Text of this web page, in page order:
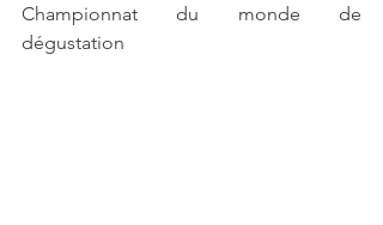
Championnat du monde de
dégustation